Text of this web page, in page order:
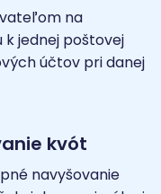
na
jednej poštovej
účtov pri danej
kvót
navyšovanie